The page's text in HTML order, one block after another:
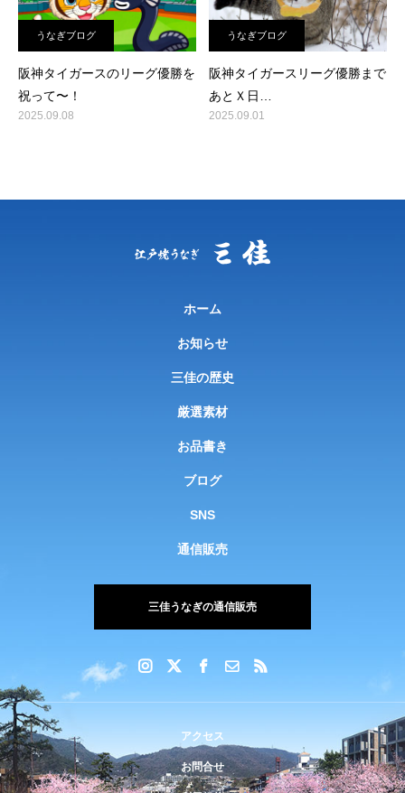
うなぎブログ
阪神タイガースのリーグ優勝を
祝って〜！
2025.09.08
うなぎブログ
阪神タイガースリーグ優勝まで
あとＸ日…
2025.09.01
ホーム
お知らせ
三佳の歴史
厳選素材
お品書き
ブログ
SNS
通信販売
三佳うなぎの通信販売
アクセス
お問合せ